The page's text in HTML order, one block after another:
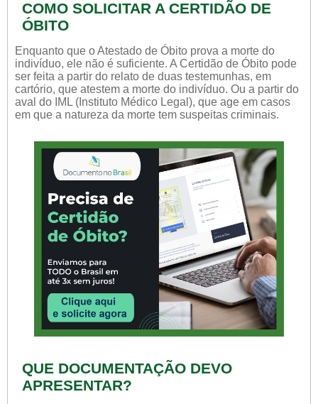
COMO SOLICITAR A CERTIDÃO DE
ÓBITO
Enquanto que o Atestado de Óbito prova a morte do
indivíduo, ele não é suficiente. A Certidão de Óbito pode
ser feita a partir do relato de duas testemunhas, em
cartório, que atestem a morte do indivíduo. Ou a partir do
aval do IML (Instituto Médico Legal), que age em casos
em que a natureza da morte tem suspeitas criminais.
QUE DOCUMENTAÇÃO DEVO
APRESENTAR?